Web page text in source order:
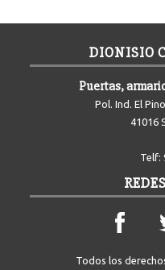
DIONISIO
Puertas,
Pol. Ind. El
41016
Telf:
Todos los